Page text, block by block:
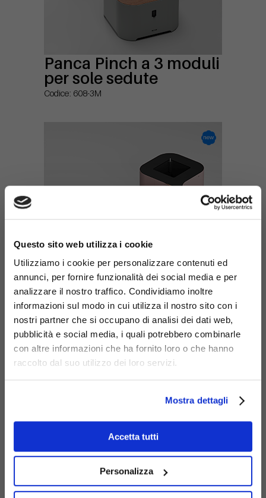
Questo sito web utilizza i cookie
Utilizziamo i cookie per personalizzare contenuti ed
annunci, per fornire funzionalità dei social media e per
analizzare il nostro traffico. Condividiamo inoltre
informazioni sul modo in cui utilizza il nostro sito con i
nostri partner che si occupano di analisi dei dati web,
pubblicità e social media, i quali potrebbero combinarle
con altre informazioni che ha fornito loro o che hanno
raccolto dal suo utilizzo dei loro servizi.
Mostra dettagli
Accetta tutti
Personalizza
Panca Pinch a 3 moduli
per sole sedute
Codice: 608-3M
Panca Pinch a 3 moduli
con due sedute e
fioriera
Codice: 608-3M-F